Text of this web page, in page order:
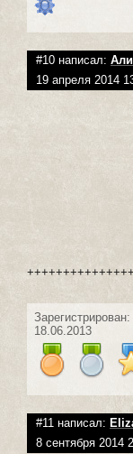
#10 написал:
19 апреля 2014
Зарегистрирован:
18.06.2013
#11 написал:
8 сентября 2014